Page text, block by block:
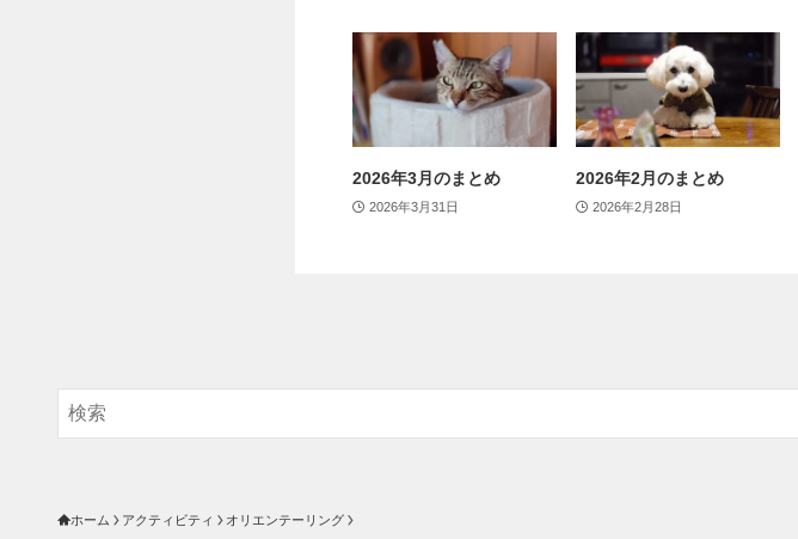
2026年3月のまとめ
2026年3月31日
2026年2月のまとめ
2026年2月28日
ホーム アクティビティ オリエンテーリング